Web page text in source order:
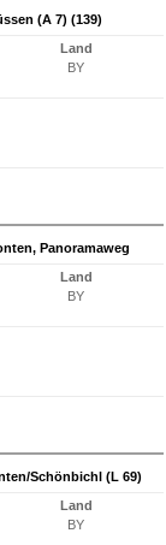
(A 7) (139)
Land
BY
Panoramaweg
Land
BY
Schönbichl (L 69)
Land
BY